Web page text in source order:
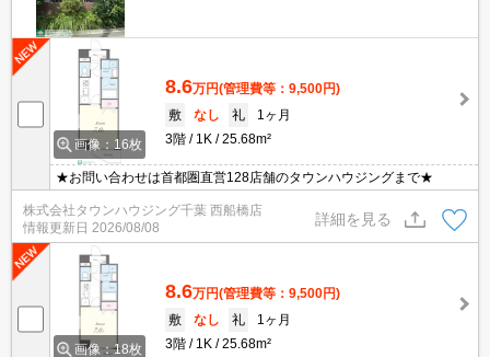
画像：16枚
8.6万円(管理費等：9,500円)
敷
なし 礼
1ヶ月
3階
1K 25.68m²
★お問い合わせは首都圏直営128店舗のタウンハウジングまで★
株式会社タウンハウジング千葉 西船橋店
情報更新日 2026/08/08
詳細を見る
画像：18枚
8.6万円(管理費等：9,500円)
敷
なし 礼
1ヶ月
3階
1K 25.68m²